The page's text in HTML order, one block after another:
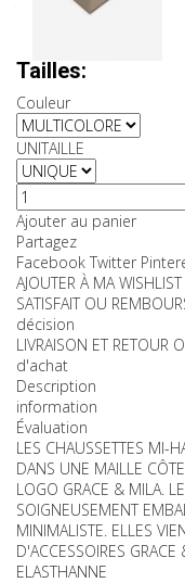
Tailles:
Couleur
UNITAILLE
Ajouter au panier
Partagez
Facebook Twitter
AJOUTER À MA WISHLIST
SATISFAIT OU
décision
LIVRAISON ET
d'achat
Description
information
Évaluation
LES CHAUSSETTES MI-
DANS UNE MAILLE
LOGO GRACE & MILA.
SOIGNEUSEMENT
MINIMALISTE. ELLES
D'ACCESSOIRES
ELASTHANNE